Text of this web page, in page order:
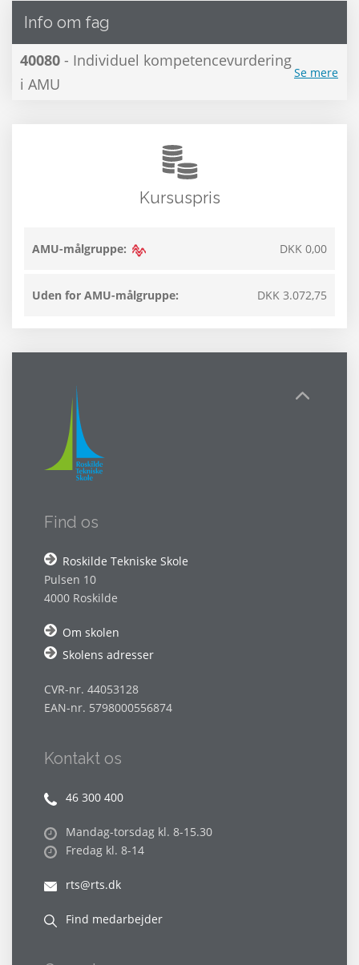
Info om fag
40080 - Individuel kompetencevurdering
i AMU
Se mere
Kursuspris
AMU-målgruppe: DKK 0,00
Uden for AMU-målgruppe: DKK 3.072,75
Find os
Roskilde Tekniske Skole
Pulsen 10
4000 Roskilde
Om skolen
Skolens adresser
CVR-nr. 44053128
EAN-nr. 5798000556874
Kontakt os
46 300 400
Mandag-torsdag kl. 8-15.30
Fredag kl. 8-14
rts@rts.dk
Find medarbejder